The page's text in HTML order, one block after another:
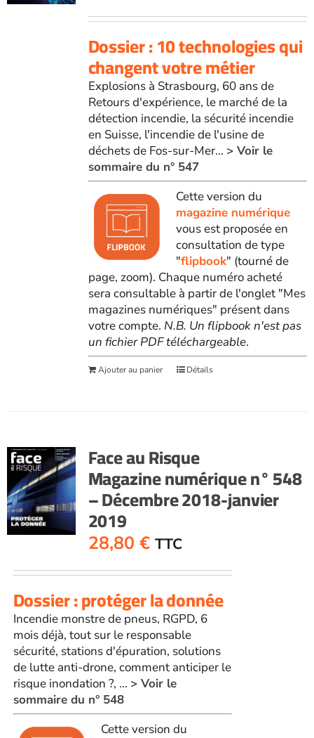
Dossier : 10 technologies qui
changent votre métier
Explosions à Strasbourg, 60 ans de
Retours d'expérience, le marché de la
détection incendie, la sécurité incendie
en Suisse, l'incendie de l'usine de
déchets de Fos-sur-Mer... > Voir le
sommaire du n° 547
Cette version du
magazine numérique
vous est proposée en
consultation de type
"flipbook" (tourné de
page, zoom). Chaque numéro acheté
sera consultable à partir de l'onglet "Mes
magazines numériques" présent dans
votre compte. N.B. Un flipbook n'est pas
un fichier PDF téléchargeable.
Ajouter au panier Détails
Face au Risque
Magazine numérique n° 548
– Décembre 2018-janvier
2019
28,80 € TTC
Dossier : protéger la donnée
Incendie monstre de pneus, RGPD, 6
mois déjà, tout sur le responsable
sécurité, stations d'épuration, solutions
de lutte anti-drone, comment anticiper le
risque inondation ?, ... > Voir le
sommaire du n° 548
Cette version du